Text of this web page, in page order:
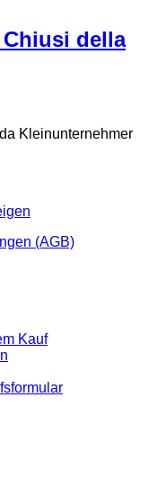
della
Kleinunternehmer
(AGB)
Kauf